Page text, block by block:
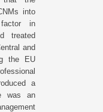
into
in
treated
and
the EU
a
was an